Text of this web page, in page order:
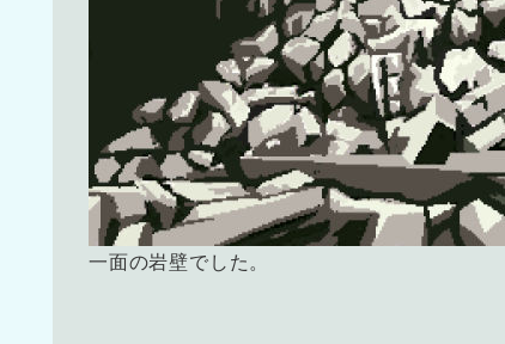
一面の岩壁でした。